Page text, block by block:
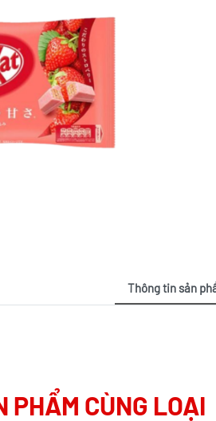
Thông tin sản
PHẨM CÙNG LOẠI